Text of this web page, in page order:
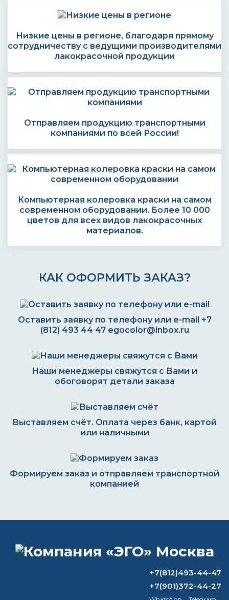
Низкие цены в регионе, благодаря прямому
сотрудничеству с ведущими производителями
лакокрасочной продукции
Отправляем продукцию транспортными
компаниями по всей России!
Компьютерная колеровка краски на самом
современном оборудовании. Более 10 000
цветов для всех видов лакокрасочных
материалов.
КАК ОФОРМИТЬ ЗАКАЗ?
Оставить заявку по телефону или e-mail +7
(812) 493 44 47 egocolor@inbox.ru
Наши менеджеры свяжутся с Вами и
обоговорят детали заказа
Выставляем счёт. Оплата через банк, картой
или наличными
Формируем заказ и отправляем транспортной
компанией
Какая краска используется в+7(812)493-44-47
+7(901)372-44-27